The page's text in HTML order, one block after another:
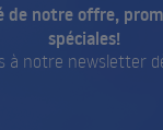
de notre offre,
spéciales!
à notre newsletter